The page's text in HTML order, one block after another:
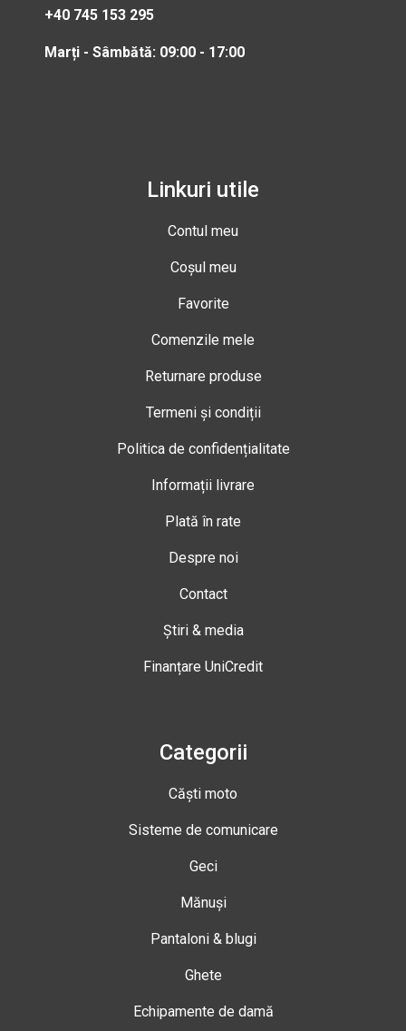
+40 745 153 295
Marți - Sâmbătă: 09:00 - 17:00
Linkuri utile
Contul meu
Coșul meu
Favorite
Comenzile mele
Returnare produse
Termeni și condiții
Politica de confidențialitate
Informații livrare
Plată în rate
Despre noi
Contact
Știri & media
Finanțare UniCredit
Categorii
Căști moto
Sisteme de comunicare
Geci
Mănuși
Pantaloni & blugi
Ghete
Echipamente de damă